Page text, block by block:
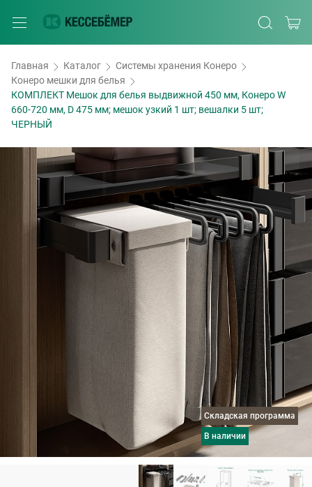
Главная Каталог
Системы хранения Конеро
Конеро мешки для белья
КОМПЛЕКТ Мешок для белья выдвижной 450 мм, Конеро W
660-720 мм, D 475 мм; мешок узкий 1 шт; вешалки 5 шт;
ЧЕРНЫЙ
Складская программа
в наличии